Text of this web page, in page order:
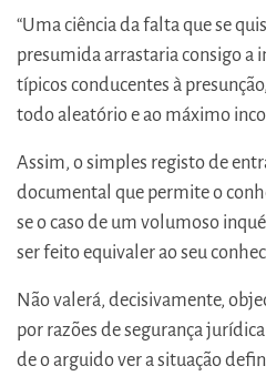
“Uma ciência da falta que se
presumida arrastaria consigo a
típicos conducentes à
todo aleatório e ao máximo
Assim, o simples registo de
documental que permite o
se o caso de um volumoso
ser feito equivaler ao seu
Não valerá, decisivamente,
por razões de segurança
de o arguido ver a situação